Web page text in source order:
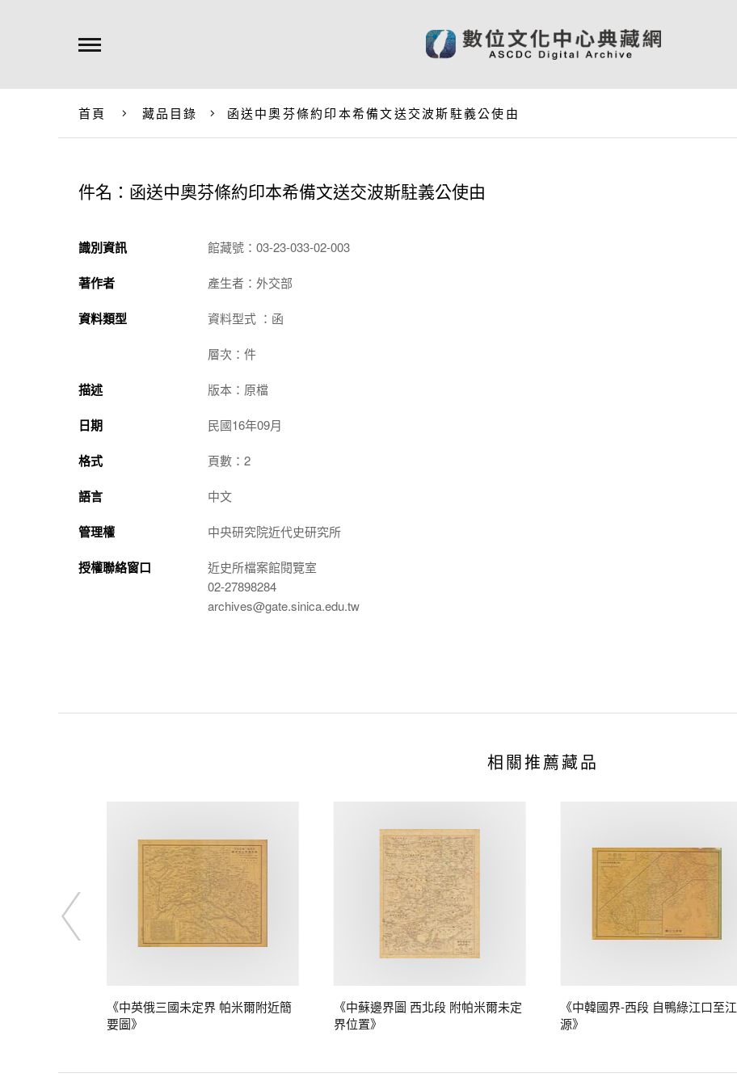
首頁 藏品目錄 函送中奧芬條約印本希備文送交波斯駐義公使由
件名：函送中奧芬條約印本希備文送交波斯駐義公使由
識別資訊 館藏號：03-23-033-02-003
著作者 產生者：外交部
資料類型 資料型式 ：函
層次：件
描述 版本：原檔
日期 民國16年09月
格式 頁數：2
語言 中文
管理權 中央研究院近代史研究所
授權聯絡窗口
近史所檔案館閱覽室
02-27898284
archives@gate.sinica.edu.tw
相關推薦藏品
《中英俄三國未定界 帕米爾附近簡
要圖》
《中蘇邊界圖 西北段 附帕米爾未定
界位置》
《中韓國界-西段 自鴨綠江口至江
源》